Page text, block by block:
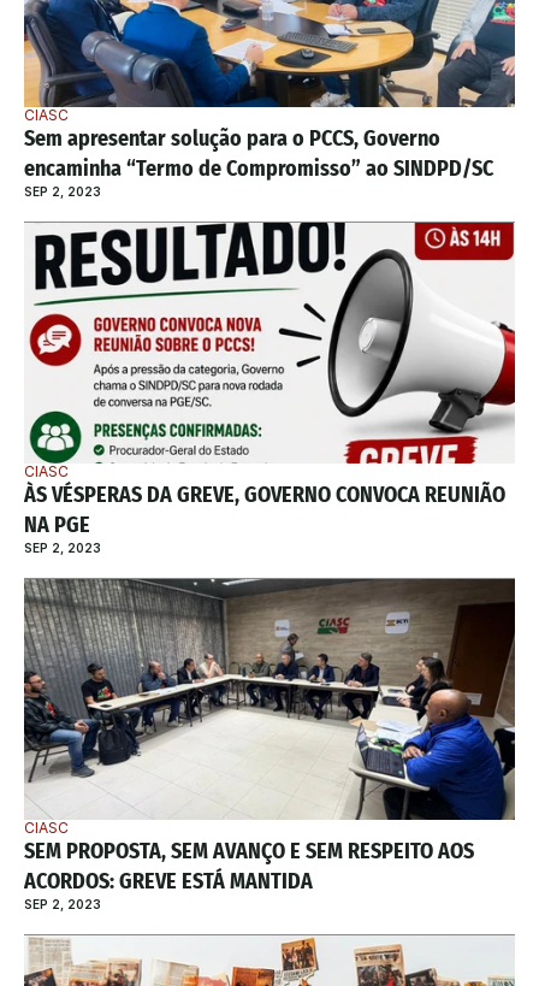
CIASC
Sem apresentar solução para o PCCS, Governo
encaminha “Termo de Compromisso” ao SINDPD/SC
SEP 2, 2023
CIASC
ÀS VÉSPERAS DA GREVE, GOVERNO CONVOCA REUNIÃO
NA PGE
SEP 2, 2023
CIASC
SEM PROPOSTA, SEM AVANÇO E SEM RESPEITO AOS
ACORDOS: GREVE ESTÁ MANTIDA
SEP 2, 2023